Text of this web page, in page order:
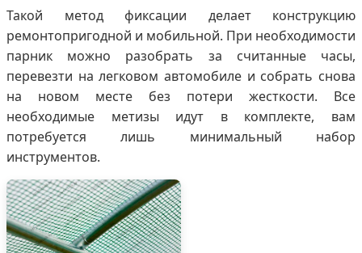
Такой метод фиксации делает конструкцию
ремонтопригодной и мобильной. При необходимости
парник можно разобрать за считанные часы,
перевезти на легковом автомобиле и собрать снова
на новом месте без потери жесткости. Все
необходимые метизы идут в комплекте, вам
потребуется лишь минимальный набор
инструментов.